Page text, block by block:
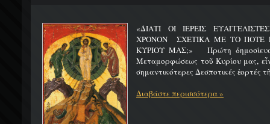
«ΔΙΑΤΙ ΟΙ ΙΕΡΕΙΣ
ΧΡΟΝΟΝ ΣΧΕΤΙΚΑ ΜΕ ΤΟ ΠΟΤΕ
ΚΥΡΙΟΥ ΜΑΣ;» Πρώτη
Μεταμορφώσεως τοῦ Κυρίου μας,
σημαντικότερες Δεσποτικές ἑορτές
Διαβάστε περισσότερα »